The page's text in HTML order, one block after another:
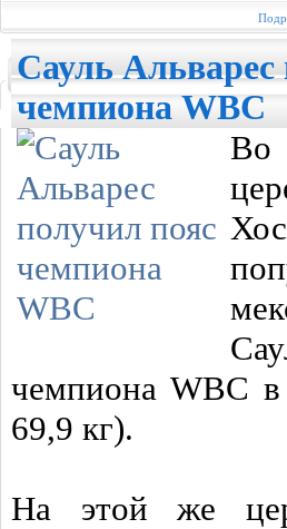
Сауль Альварес
чемпиона WBC
Во
чемпиона WBC
69,9 кг).
На этой же